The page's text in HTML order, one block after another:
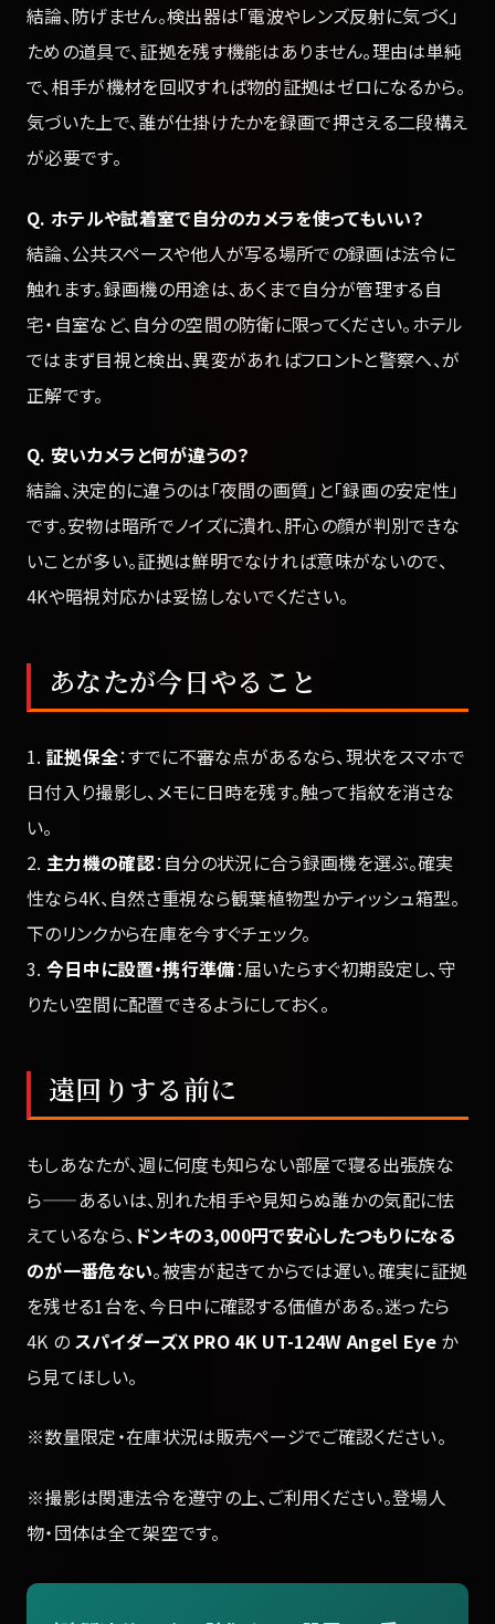
結論、防げません。検出器は「電波やレンズ反射に気づく」
ための道具で、証拠を残す機能はありません。理由は単純
で、相手が機材を回収すれば物的証拠はゼロになるから。
気づいた上で、誰が仕掛けたかを録画で押さえる二段構え
が必要です。
Q. ホテルや試着室で自分のカメラを使ってもいい？
結論、公共スペースや他人が写る場所での録画は法令に
触れます。録画機の用途は、あくまで自分が管理する自
宅・自室など、自分の空間の防衛に限ってください。ホテル
ではまず目視と検出、異変があればフロントと警察へ、が
正解です。
Q. 安いカメラと何が違うの？
結論、決定的に違うのは「夜間の画質」と「録画の安定性」
です。安物は暗所でノイズに潰れ、肝心の顔が判別できな
いことが多い。証拠は鮮明でなければ意味がないので、
4Kや暗視対応かは妥協しないでください。
あなたが今日やること
1. 証拠保全：すでに不審な点があるなら、現状をスマホで
日付入り撮影し、メモに日時を残す。触って指紋を消さな
い。
2. 主力機の確認：自分の状況に合う録画機を選ぶ。確実
性なら4K、自然さ重視なら観葉植物型かティッシュ箱型。
下のリンクから在庫を今すぐチェック。
3. 今日中に設置・携行準備：届いたらすぐ初期設定し、守
りたい空間に配置できるようにしておく。
遠回りする前に
もしあなたが、週に何度も知らない部屋で寝る出張族な
ら——あるいは、別れた相手や見知らぬ誰かの気配に怯
えているなら、 ドンキの3,000円で安心したつもりになる
のが一番危ない。被害が起きてからでは遅い。確実に証拠
を残せる1台を、今日中に確認する価値がある。迷ったら
4K の スパイダーズX PRO 4K UT-124W Angel Eyeか
ら見てほしい。
※数量限定・在庫状況は販売ページでご確認ください。
※撮影は関連法令を遵守の上、ご利用ください。登場人
物・団体は全て架空です。